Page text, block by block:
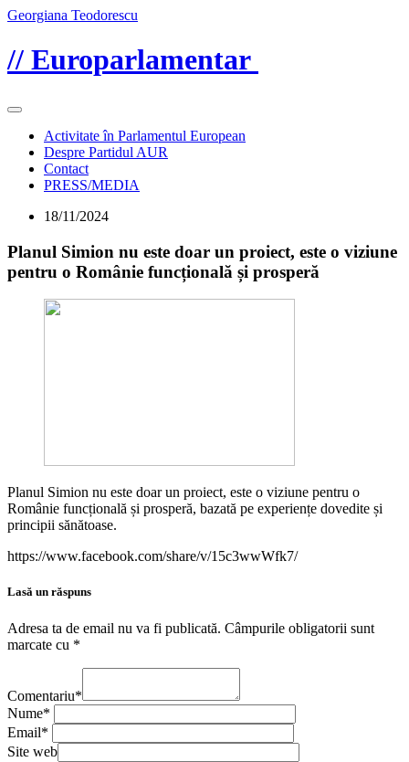
Georgiana Teodorescu
// Europarlamentar
Activitate în Parlamentul European
Despre Partidul AUR
Contact
PRESS/MEDIA
18/11/2024
Planul Simion nu este doar un proiect, este o viziune
pentru o Românie funcțională și prosperă
Planul Simion nu este doar un proiect, este o viziune pentru o
Românie funcțională și prosperă, bazată pe experiențe dovedite și
principii sănătoase.
https://www.facebook.com/share/v/15c3wwWfk7/
Lasă un răspuns
Adresa ta de email nu va fi publicată. Câmpurile obligatorii sunt
marcate cu *
Comentariu*
Nume*
Email*
Site web